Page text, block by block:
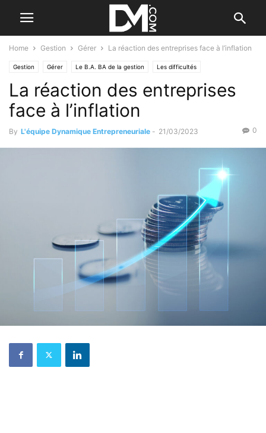
Home Gestion Gérer La réaction des entreprises face à l’inflation
Gestion Gérer Le B.A. BA de la gestion Les difficultés
La réaction des entreprises
face à l’inflation
By L'équipe Dynamique Entrepreneuriale - 21/03/2023 0